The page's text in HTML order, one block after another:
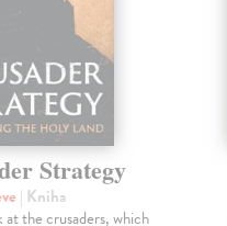
Strategy
| Kniha
at the crusaders, which